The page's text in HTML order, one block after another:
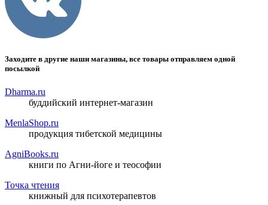
Заходите в другие наши магазины, все товары отправляем одной
посылкой
Dharma.ru
буддийский интернет-магазин
MenlaShop.ru
продукция тибетской медицины
AgniBooks.ru
книги по Агни-йоге и теософии
Точка чтения
книжный для психотерапевтов